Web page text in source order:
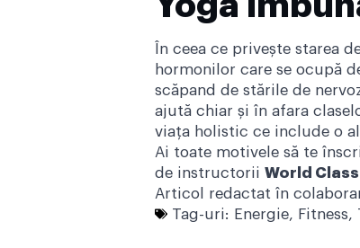
În ceea ce privește starea
hormonilor care se ocupă
scăpand de stările de
ajută chiar și în afara
viața holistic ce include o
Ai toate motivele să te
de instructorii World Class
Articol redactat în
Tag-uri: Energie, Fitness,